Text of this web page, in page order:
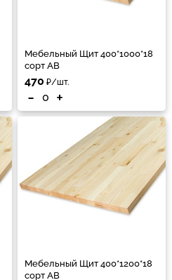
Мебельный Щит 400*1000*18
сорт АВ
470 ₽/шт.
- +
Мебельный Щит 400*1200*18
сорт АВ